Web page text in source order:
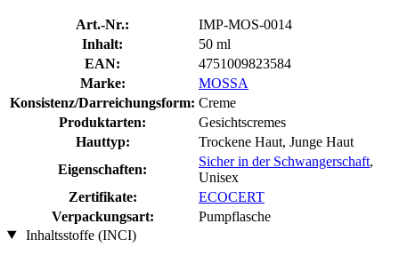
Art.-Nr.:
IMP-MOS-0014
Inhalt:
50 ml
EAN:
4751009823584
Marke:
MOSSA
Konsistenz/Darreichungsform: Creme
Produktarten:
Gesichtscremes
Hauttyp:
Trockene Haut, Junge Haut
Eigenschaften:
Sicher in der Schwangerschaft,
Unisex
Zertifikate:
ECOCERT
Verpackungsart:
Pumpflasche
Inhaltsstoffe (INCI)